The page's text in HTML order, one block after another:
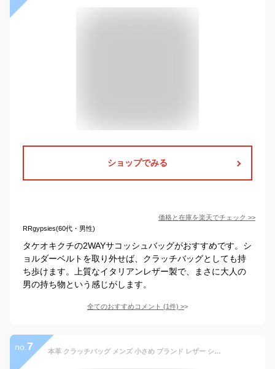
ショップでみる
価格と在庫を楽天でチェック >>
RRgypsies(60代・男性)
タケオキクチの2WAYサコッシュバッグがおすすめです。シ
ョルダーベルトを取り外せば、クラッチバッグとしても持
ち歩けます。上質なイタリアンレザー製で、まさに大人の
男の持ち物という感じがします。
全てのおすすめコメント (1件) >
no. 7 本革 クラッチバッグ メンズ 小さめ ブランド レザー ショルダーバッグ 肩紐付き おすすめ 人気 30代 40代 50代 ポーチ 軽い 軽量 名入れ レディース 楽天ランキング1位 3年間安心保証 hallelujah 母の日 プレゼント